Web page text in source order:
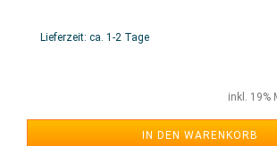
Lieferzeit: ca. 1-2 Tage
inkl. 19%
IN DEN WARENKORB